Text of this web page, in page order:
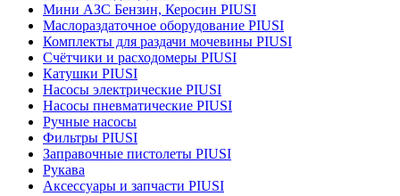
Мини АЗС Бензин, Керосин PIUSI
Маслораздаточное оборудование PIUSI
Комплекты для раздачи мочевины PIUSI
Счётчики и расходомеры PIUSI
Катушки PIUSI
Насосы электрические PIUSI
Насосы пневматические PIUSI
Ручные насосы
Фильтры PIUSI
Заправочные пистолеты PIUSI
Рукава
Аксессуары и запчасти PIUSI